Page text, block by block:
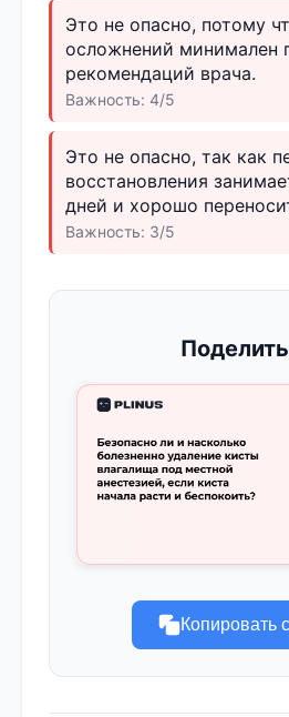
Это не опасно, потому
осложнений минимален
рекомендаций врача.
Важность: 4/5
Это не опасно, так как
восстановления
дней и хорошо
Важность: 3/5
Копировать